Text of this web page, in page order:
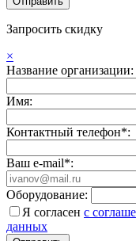
Запросить скидку
×
Название организации:
Имя:
Контактный телефон*:
Ваш e-mail*:
Оборудование:
Я согласен с
данных